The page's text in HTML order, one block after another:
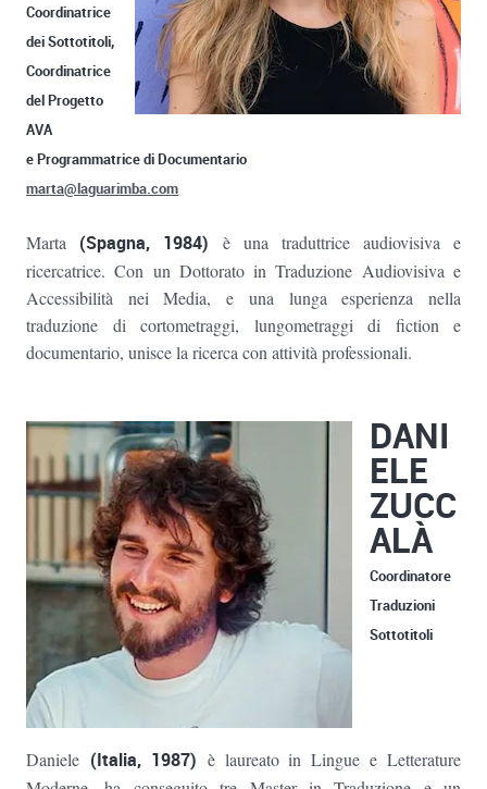
Coordinatrice
dei Sottotitoli,
Coordinatrice
del Progetto
AVA
e Programmatrice di Documentario
marta@laguarimba.com
Marta (Spagna, 1984) è una traduttrice audiovisiva e
ricercatrice. Con un Dottorato in Traduzione Audiovisiva e
Accessibilità nei Media, e una lunga esperienza nella
traduzione di cortometraggi, lungometraggi di fiction e
documentario, unisce la ricerca con attività professionali.
DANI
ELE
ZUCC
ALÀ
Coordinatore
Traduzioni
Sottotitoli
Daniele (Italia, 1987) è laureato in Lingue e Letterature